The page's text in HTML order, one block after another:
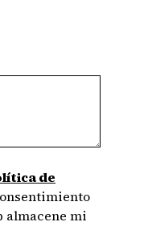
de
almacene mi